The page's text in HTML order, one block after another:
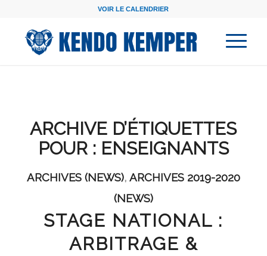
VOIR LE CALENDRIER
ARCHIVE D’ÉTIQUETTES
POUR : ENSEIGNANTS
ARCHIVES (NEWS), ARCHIVES 2019-2020
(NEWS)
STAGE NATIONAL :
ARBITRAGE &